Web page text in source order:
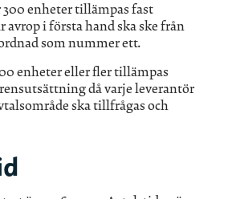
enheter tillämpas fast
avrop i första hand ska ske från
som nummer ett.
enheter eller fler tillämpas
då varje leverantör
ska tillfrågas och